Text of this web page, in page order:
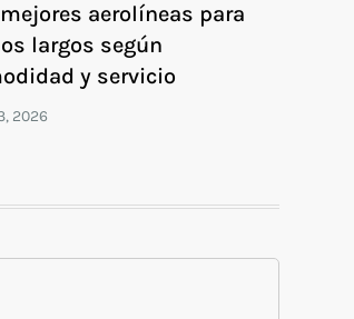
aerolíneas para
largos según
y servicio